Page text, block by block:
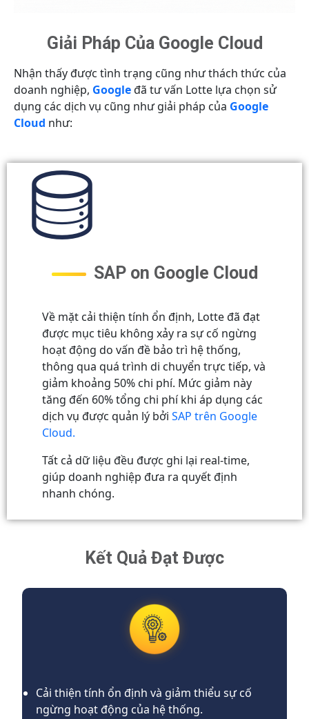
Giải Pháp Của Google Cloud
Nhận thấy được tình trạng cũng như thách thức của
doanh nghiệp, Googleđã tư vấn Lotte lựa chọn sử
dụng các dịch vụ cũng như giải pháp của Google
Cloud như:
SAP on Google Cloud
Về mặt cải thiện tính ổn định, Lotte đã đạt
được mục tiêu không xảy ra sự cố ngừng
hoạt động do vấn đề bảo trì hệ thống,
thông qua quá trình di chuyển trực tiếp, và
giảm khoảng 50% chi phí. Mức giảm này
tăng đến 60% tổng chi phí khi áp dụng các
dịch vụ được quản lý bởi SAP trên Google
Cloud.
Tất cả dữ liệu đều được ghi lại real-time,
giúp doanh nghiệp đưa ra quyết định
nhanh chóng.
Kết Quả Đạt Được
Cải thiện tính ổn định và giảm thiểu sự cố
ngừng hoạt động của hệ thống.